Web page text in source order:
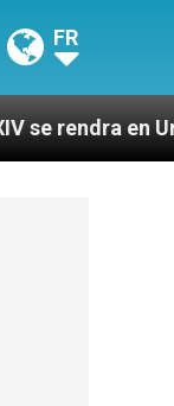
FR
en